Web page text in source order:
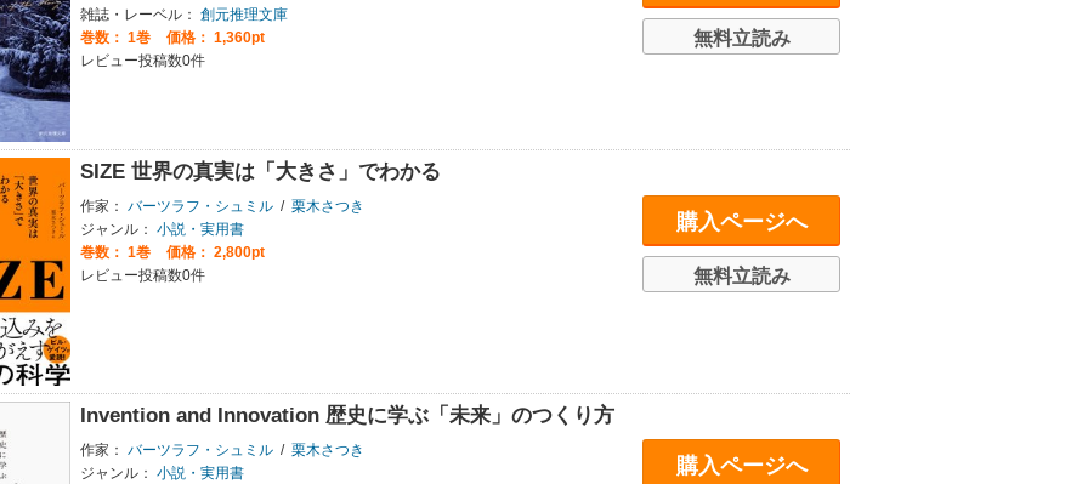
雑誌・レーベル： 創元推理文庫
巻数： 1巻
価格： 1,360pt
レビュー投稿数0件
無料立読み
SIZE 世界の真実は「大きさ」でわかる
作家： バーツラフ・シュミル / 栗木さつき
ジャンル： 小説・実用書
巻数： 1巻
価格： 2,800pt
レビュー投稿数0件
購入ページへ
無料立読み
Invention and Innovation 歴史に学ぶ「未来」のつくり方
作家： バーツラフ・シュミル / 栗木さつき
ジャンル： 小説・実用書
購入ページへ